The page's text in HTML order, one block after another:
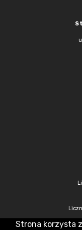
Strona korzysta